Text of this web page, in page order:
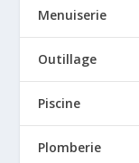
Menuiserie
Outillage
Piscine
Plomberie